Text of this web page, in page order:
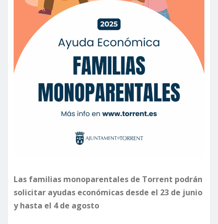
Las familias monoparentales de Torrent podrán
solicitar ayudas económicas desde el 23 de junio
y hasta el 4 de agosto